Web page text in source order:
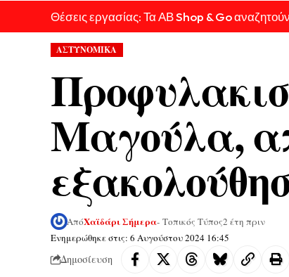
Θέσεις εργασίας: Τα ΑΒ Shop & Go
ΑΣΤΥΝΟΜΙΚΑ
Μαγούλα,
Ενημερώθηκε στις: 6 Αυγούστου 2024 16:45
ΑπόΧαϊδάρι Σήμερα- Τοπικός Τύπος2 έτη πριν
Δημοσίευση